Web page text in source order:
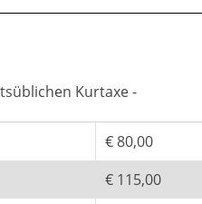
Kurtaxe -
€ 80,00
€ 115,00